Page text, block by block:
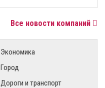
Все новости компаний
Экономика
Город
Дороги и транспорт